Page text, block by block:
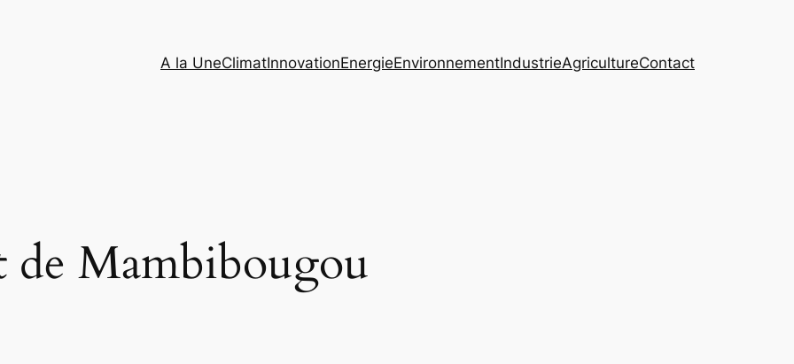
A la UneClimatInnovationEnergieEnvironnementIndustrieAgricultureContact
de Mambibougou